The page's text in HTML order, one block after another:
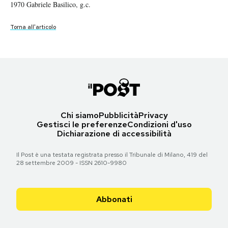
Notifiche mobile
1970 Gabriele Basilico, g.c.
Torna all'articolo
© 1970 Gabriele Basilico, g.c.
Torna all'articolo
1970", © 1970 Gabriele Basilico, g.c.
Torna all'articolo
1970 Gabriele Basilico, g.c.
Torna all'articolo
Chi siamoPubblicitàPrivacy
Gestisci le preferenzeCondizioni d'uso
Dichiarazione di accessibilità
Il Post è una testata registrata presso il Tribunale di Milano, 419 del
28 settembre 2009 - ISSN 2610-9980
Abbonati